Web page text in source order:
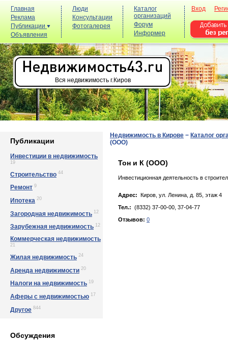
Главная
Реклама
Публикации
Объявления
Люди
Консультации
Фотогалерея
Каталог
организаций
Форум
Информер
Вход
Вся недвижимость г.Киров
Публикации
Инвестиции в недвижимость
19
Строительство 44
Ремонт 9
Ипотека 20
Загородная недвижимость 12
Зарубежная недвижимость 12
Коммерческая недвижимость
21
Жилая недвижимость 24
Аренда недвижимости 20
Налоги на недвижимость 19
Аферы с недвижимостью 17
Другое 844
Обсуждения
Недвижимость в Кирове − Каталог
(ООО)
Тон и К (ООО)
Инвестиционная деятельность в
Адрес: Киров, ул. Лeнинa, д. 85, этаж 4
Тел.: (8332) 37-00-00, 37-04-77
Отзывов: 0